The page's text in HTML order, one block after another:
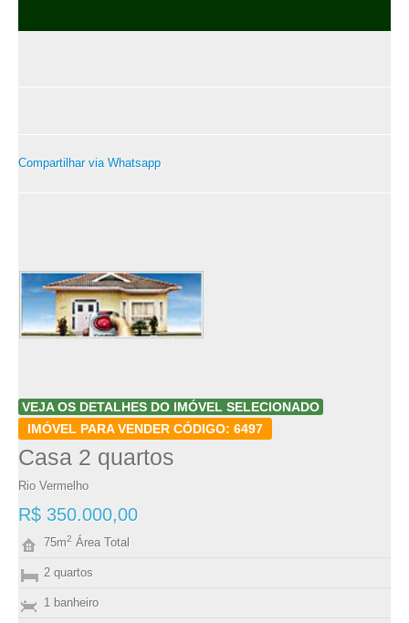
Compartilhar via Whatsapp
VEJA OS DETALHES DO IMÓVEL SELECIONADO
IMÓVEL PARA VENDER CÓDIGO: 6497
Casa 2 quartos
Rio Vermelho
R$ 350.000,00
75m2 Área Total
2 quartos
1 banheiro